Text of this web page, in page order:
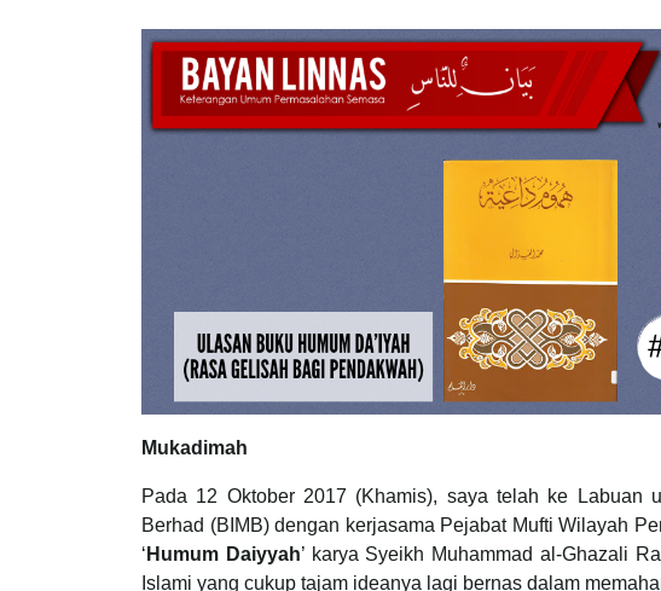
Mukadimah
Pada 12 Oktober 2017 (Khamis), saya telah ke Labuan
Berhad (BIMB) dengan kerjasama Pejabat Mufti Wilayah
‘ Humum Daiyyah’ karya Syeikh Muhammad al-Ghazali
Islami yang cukup tajam ideanya lagi bernas dalam